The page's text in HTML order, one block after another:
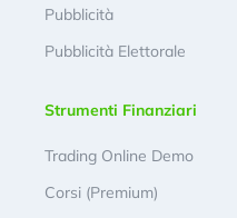
Pubblicità
Pubblicità Elettorale
Strumenti Finanziari
Trading Online Demo
Corsi (Premium)